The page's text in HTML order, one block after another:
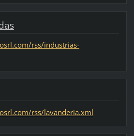
rss/industrias-
rss/lavanderia.xml